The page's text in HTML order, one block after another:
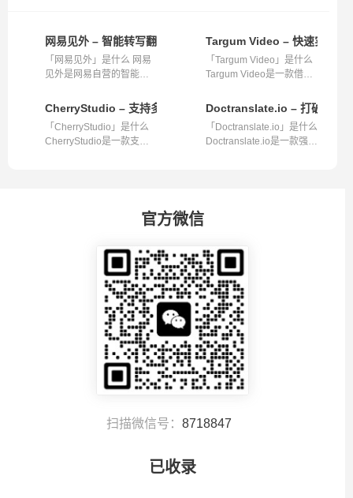
网易见外 – 智能转写翻译的得力助手
「网易见外」是什么 网易
见外是网易自营的智能转
Targum Video – 快速实现多
「Targum Video」是什么
Targum Video是一款借助
CherryStudio – 支持多模型的高效AI客户端
「CherryStudio」是什么
CherryStudio是一款支持
Doctranslate.io – 打破语言
「Doctranslate.io」是什么
Doctranslate.io是一款强大
官方微信
扫描微信号： 8718847
已收录